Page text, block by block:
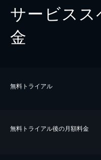
サービス
金
無料トライアル
無料トライアル後の⽉額料金